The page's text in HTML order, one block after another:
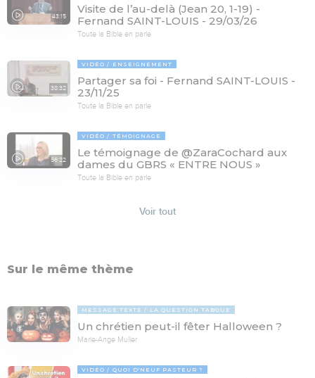
43:15
Visite de l’au-delà (Jean 20, 1-19) -
Fernand SAINT-LOUIS - 29/03/26
Toute la Bible en parle
38:32
VIDÉO ENSEIGNEMENT
Partager sa foi - Fernand SAINT-LOUIS -
23/11/25
Toute la Bible en parle
56:22
VIDÉO TÉMOIGNAGE
Le témoignage de @ZaraCochard aux
dames du GBRS « ENTRE NOUS »
Toute la Bible en parle
Voir tout
Sur le même thème
MESSAGE TEXTE LA QUESTION TABOUE
Un chrétien peut-il fêter Halloween ?
Marie-Ange Muller
VIDÉO QUOI D'NEUF PASTEUR ?